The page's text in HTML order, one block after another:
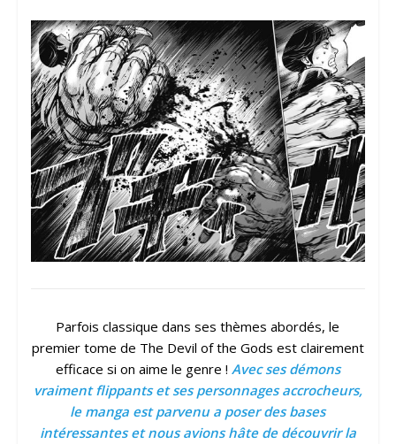
Parfois classique dans ses thèmes abordés, le
premier tome de The Devil of the Gods est clairement
efficace si on aime le genre ! Avec ses démons
vraiment flippants et ses personnages accrocheurs,
le manga est parvenu a poser des bases
intéressantes et nous avions hâte de découvrir la